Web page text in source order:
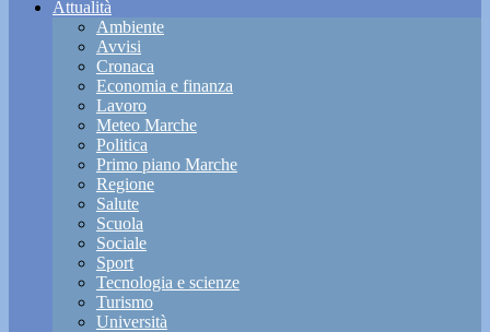
Attualità
Ambiente
Avvisi
Cronaca
Economia e finanza
Lavoro
Meteo Marche
Politica
Primo piano Marche
Regione
Salute
Scuola
Sociale
Sport
Tecnologia e scienze
Turismo
Università